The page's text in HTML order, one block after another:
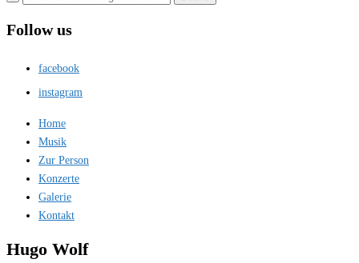
Follow us
facebook
instagram
Home
Musik
Zur Person
Konzerte
Galerie
Kontakt
Hugo Wolf